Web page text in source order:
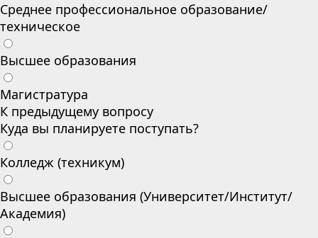
Среднее профессиональное образование/
техническое
Высшее образования
Магистратура
К предыдущему вопросу
Куда вы планируете поступать?
Колледж (техникум)
Высшее образования (Университет/Институт/
Академия)